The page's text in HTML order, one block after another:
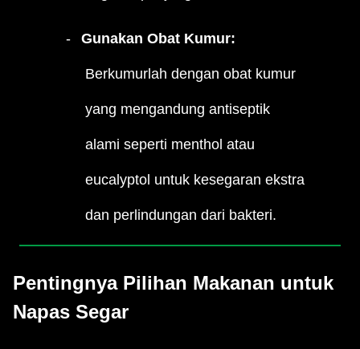
Gunakan Obat Kumur:
Berkumurlah dengan obat kumur
yang mengandung antiseptik
alami seperti menthol atau
eucalyptol untuk kesegaran ekstra
dan perlindungan dari bakteri.
Pentingnya Pilihan Makanan untuk
Napas Segar